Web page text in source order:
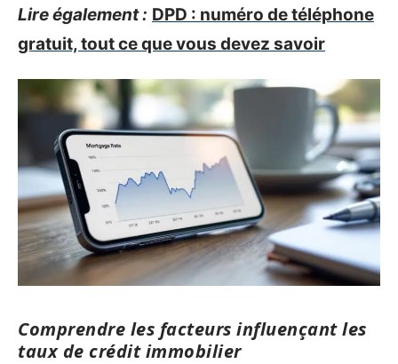
Lire également : DPD : numéro de téléphone
gratuit, tout ce que vous devez savoir
Comprendre les facteurs influençant les
taux de crédit immobilier